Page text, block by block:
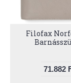
Filofax
71.882